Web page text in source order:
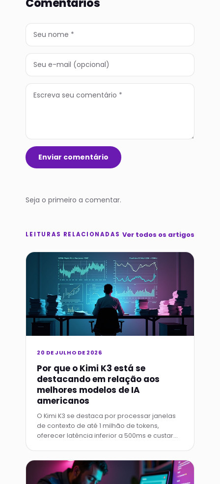
Comentários
Enviar comentário
Seja o primeiro a comentar.
LEITURAS RELACIONADAS Ver todos os artigos
20 DE JULHO DE 2026
Por que o Kimi K3 está se
destacando em relação aos
melhores modelos de IA
americanos
O Kimi K3 se destaca por processar janelas
de contexto de até 1 milhão de tokens,
oferecer latência inferior a 500ms e custar